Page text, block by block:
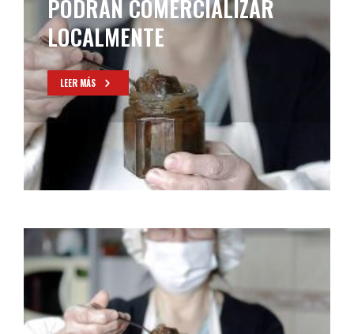
PODRÁN COMERCIALIZAR
LOCALMENTE
LEER MÁS